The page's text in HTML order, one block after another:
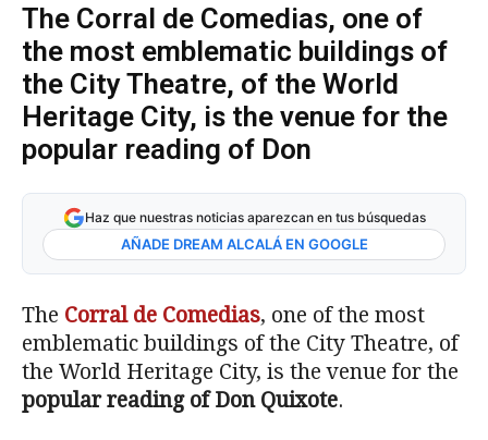
The Corral de Comedias, one of
the most emblematic buildings of
the City Theatre, of the World
Heritage City, is the venue for the
popular reading of Don
Haz que nuestras noticias aparezcan en tus búsquedas
AÑADE DREAM ALCALÁ EN GOOGLE
The Corral de Comedias, one of the most
emblematic buildings of the City Theatre, of
the World Heritage City, is the venue for the
popular reading of Don Quixote.